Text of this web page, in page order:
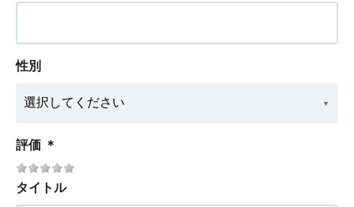
性別
評価 ＊
タイトル